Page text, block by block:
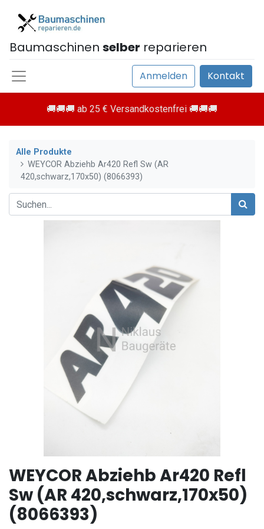
Baumaschinen selber reparieren
Anmelden Kontakt
🚚🚚🚚 ab 25 € Versandkostenfrei 🚚🚚🚚
Alle Produkte
WEYCOR Abziehb Ar420 Refl Sw (AR
420,schwarz,170x50) (8066393)
WEYCOR Abziehb Ar420 Refl
Sw (AR 420,schwarz,170x50)
(8066393)